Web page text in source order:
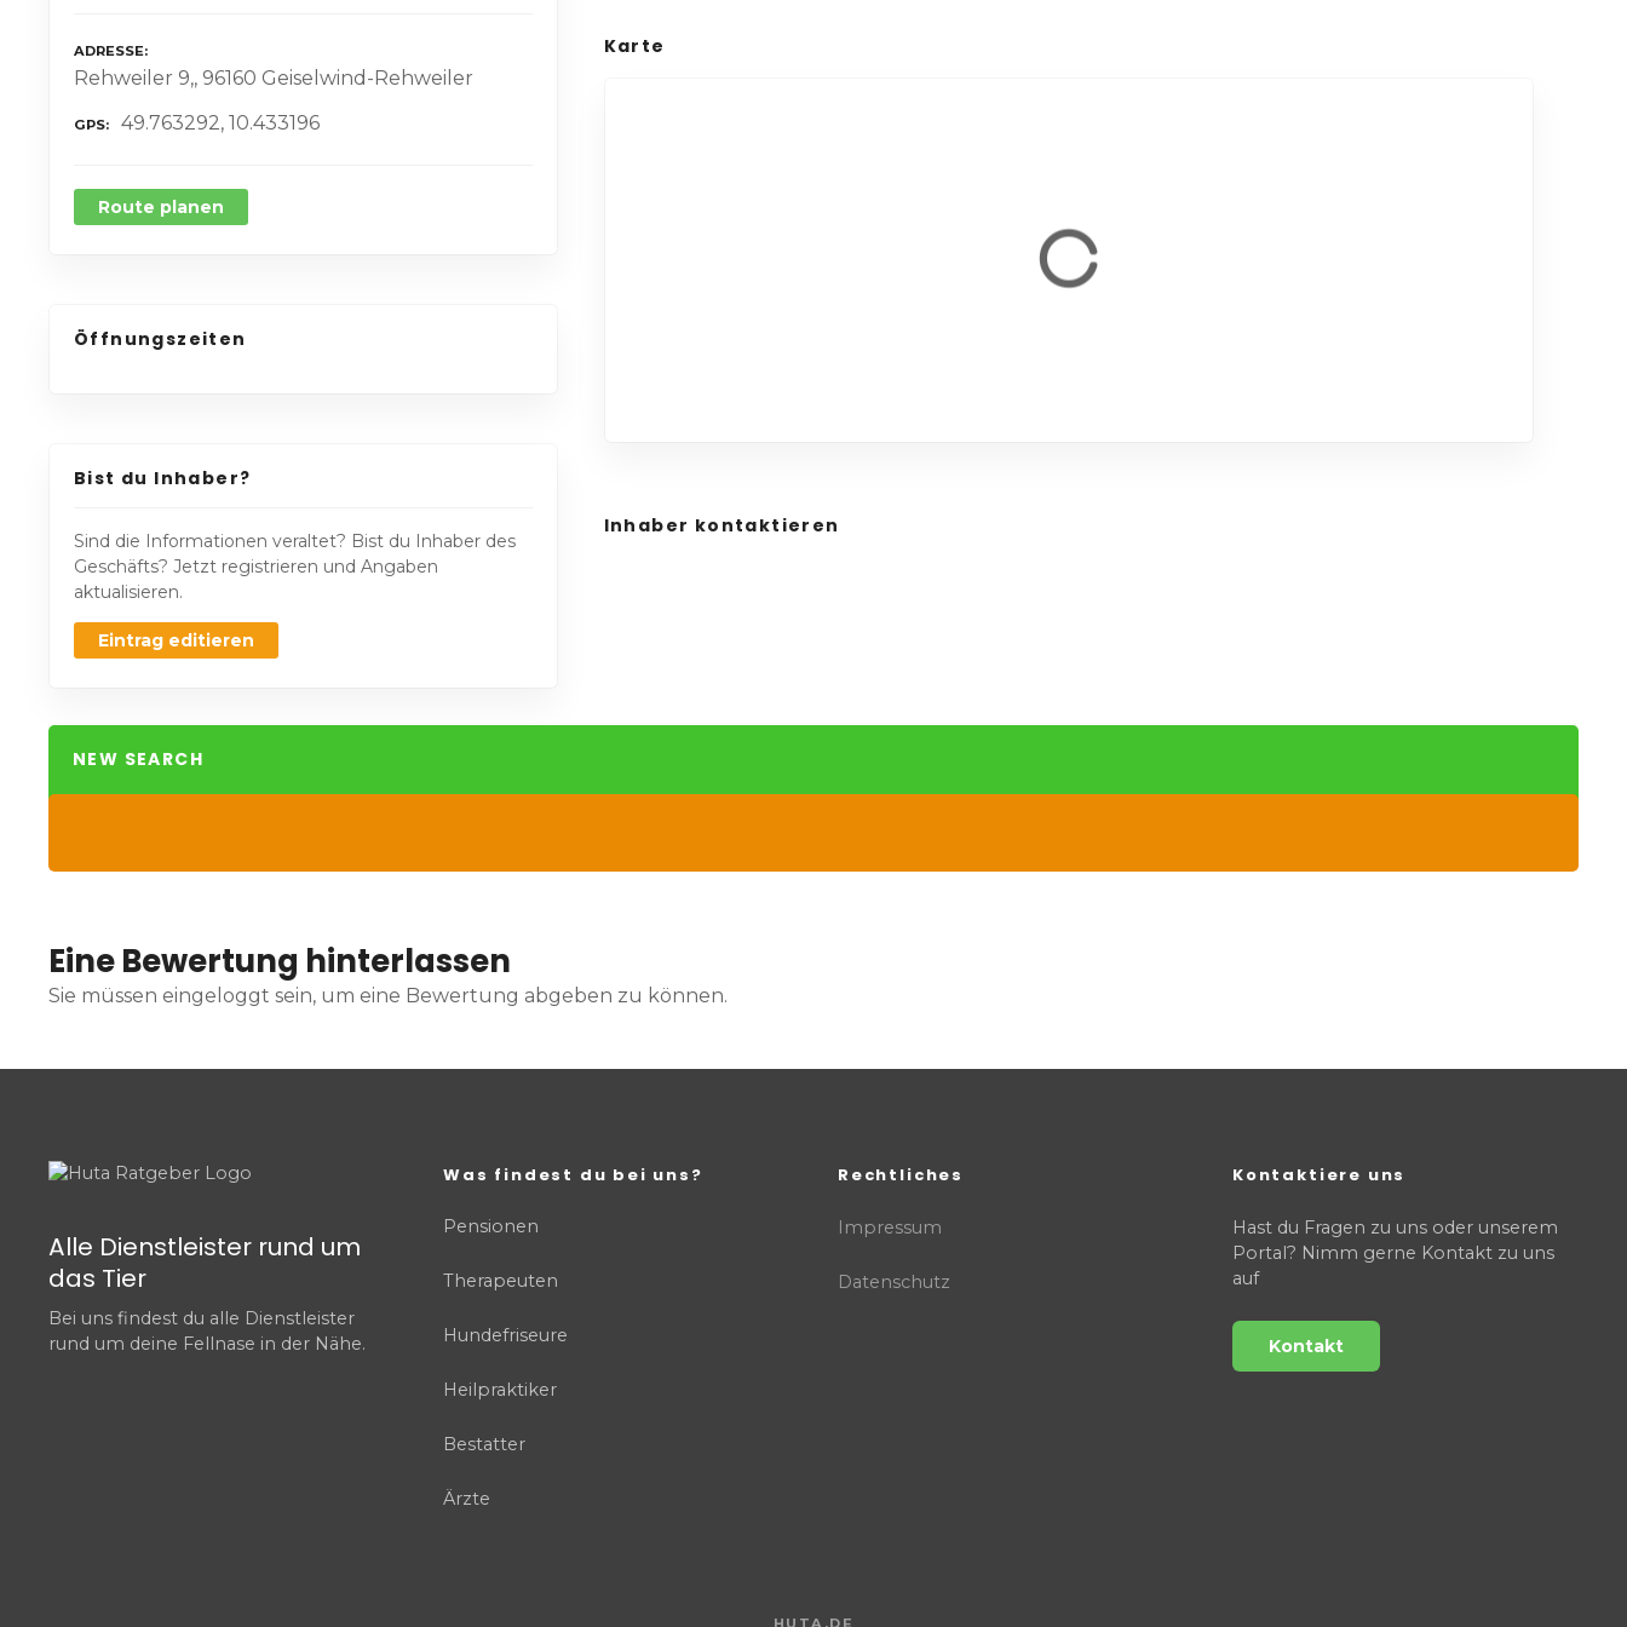
ADRESSE
Rehweiler 9,, 96160 Geiselwind-Rehweiler
GPS 49.763292, 10.433196
Route planen
Öffnungszeiten
Bist du Inhaber?
Sind die Informationen veraltet? Bist du Inhaber des
Geschäfts? Jetzt registrieren und Angaben
aktualisieren.
Eintrag editieren
Karte
Inhaber kontaktieren
NEW SEARCH
Eine Bewertung hinterlassen
Sie müssen eingeloggt sein, um eine Bewertung abgeben zu können.
Alle Dienstleister rund um
das Tier
Bei uns findest du alle Dienstleister
rund um deine Fellnase in der Nähe.
Was findest du bei uns?
Pensionen
Therapeuten
Hundefriseure
Heilpraktiker
Bestatter
Ärzte
Rechtliches
Impressum
Datenschutz
Kontaktiere uns
Hast du Fragen zu uns oder unserem
Portal? Nimm gerne Kontakt zu uns
auf
Kontakt
HUTA.DE